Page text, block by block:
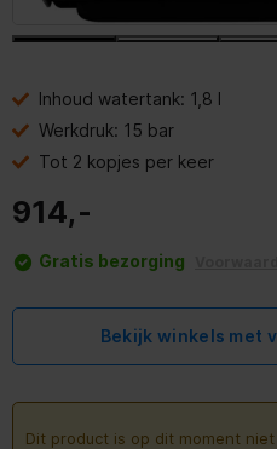
Inhoud watertank: 1,8 l
Werkdruk: 15 bar
Tot 2 kopjes per keer
914,-
Gratis bezorging
Bekijk winkels met
Dit product is op dit moment